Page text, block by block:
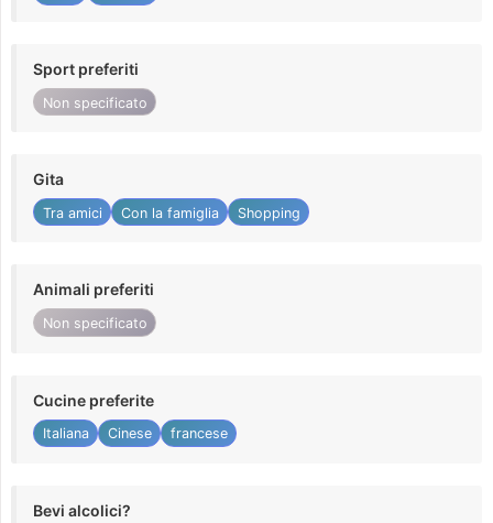
Sport preferiti
Non specificato
Gita
Tra amici Con la famiglia Shopping
Animali preferiti
Non specificato
Cucine preferite
Italiana Cinese francese
Bevi alcolici?